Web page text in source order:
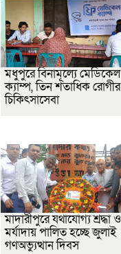
মধুপুরে বিনামূল্যে মেডিকেল
ক্যাম্প, তিন শতাধিক রোগীর
চিকিৎসাসেবা
মাদারীপুরে যথাযোগ্য শ্রদ্ধা ও
মর্যাদায় পালিত হচ্ছে জুলাই
গণঅভ্যুত্থান দিবস